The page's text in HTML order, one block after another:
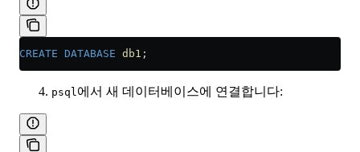
CREATE DATABASE db1 ;
psql 에서 새 데이터베이스에 연결합니다: